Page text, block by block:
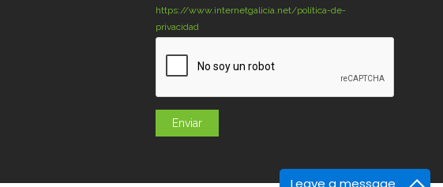
Leave a message
https://www.internetgalicia.net/política-de-
privacidad